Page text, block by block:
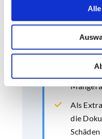
Wir
Mängel
Als
die